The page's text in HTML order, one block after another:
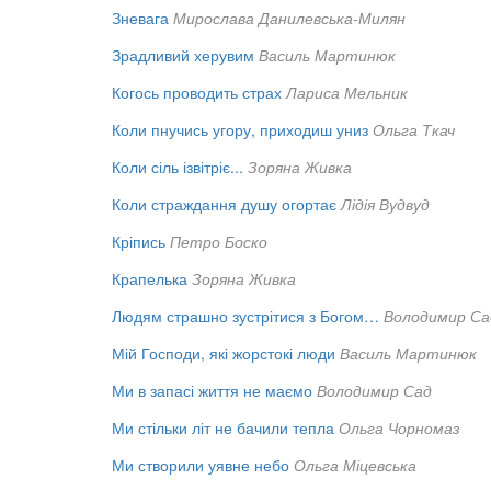
Зневага Мирослава Данилевська-Милян
Зрадливий херувим Василь Мартинюк
Когось проводить страх Лариса Мельник
Коли пнучись угору, приходиш униз Ольга Ткач
Коли сіль ізвітріє... Зоряна Живка
Коли страждання душу огортає Лідія Вудвуд
Кріпись Петро Боско
Крапелька Зоряна Живка
Людям страшно зустрітися з Богом… Володимир
Мій Господи, які жорстокі люди Василь Мартинюк
Ми в запасі життя не маємо Володимир Сад
Ми стільки літ не бачили тепла Ольга Чорномаз
Ми створили уявне небо Ольга Міцевська